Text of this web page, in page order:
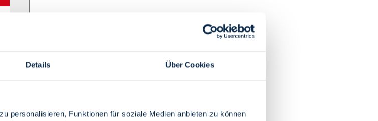
Details Über Cookies
personalisieren, Funktionen für soziale Medien anbieten zu können